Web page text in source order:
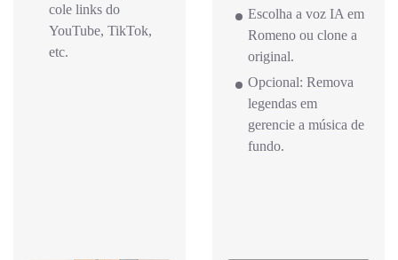
cole links do
YouTube, TikTok,
etc.
Escolha a voz IA em
Romeno ou clone a
original.
Opcional: Remova
legendas em
gerencie a música de
fundo.